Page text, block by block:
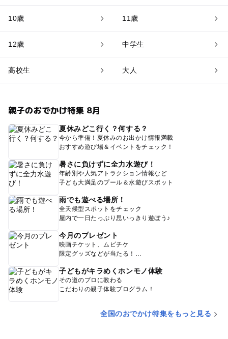
10歳 11歳
12歳 中学生
高校生 大人
親子のおでかけ特集 8月
夏休みどこ行く？何する？
今から準備！夏休みのお出かけ情報満載
おすすめ遊び場＆イベントをチェック！
暑さに負けずに全力水遊び！
年齢別や人気アトラクション情報など
子ども大満足のプール＆水遊びスポット
雨でも遊べる場所！
全天候型スポットをチェック
屋内で一日たっぷり思いっきり遊ぼう♪
今月のプレゼント
映画チケット、ムビチケ
限定グッズなどが当たる！
子どもがキラめくホンモノ体験
その道のプロに教わる
こだわりの親子体験プログラム！
全国のおでかけ特集をもっと見る